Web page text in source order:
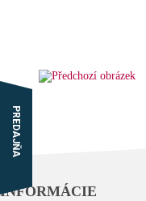
INFORMÁCIE
PREDAJŇA